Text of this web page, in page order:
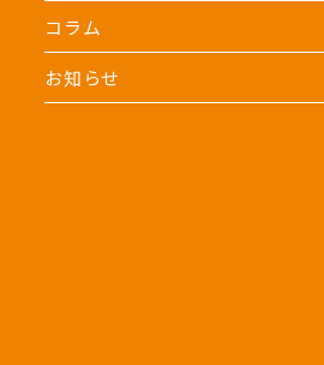
コラム
お知らせ